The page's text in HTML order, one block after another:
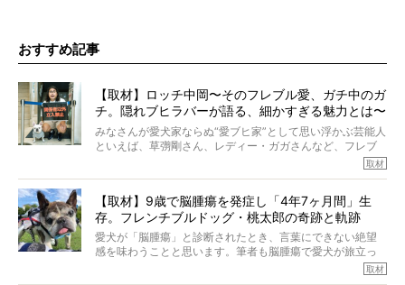
おすすめ記事
【取材】ロッチ中岡〜そのフレブル愛、ガチ中のガ
チ。隠れブヒラバーが語る、細かすぎる魅力とは〜
【前編】
みなさんが愛犬家ならぬ“愛ブヒ家”として思い浮かぶ芸能人
といえば、草彅剛さん、レディー・ガガさんなど、フレブ
ルを飼っている方が多いと思います。が、ロッチ中岡さん
も、じつは大のフレブルラバーだというのをご存知です
んのインスタグラムを覗くと、たくさんのフレブルアカウ
ントがフォローされていて、わが『FRENCH BULLDOG
LIFE』モデルのnicoやトーラスも、その中の一頭。
そんな中岡さんに、フレブルの魅力を語っていただきまし
た。そのブヒ愛っぷりは、思ってた以上！ ガチ中のガチ
取材
【取材】9歳で脳腫瘍を発症し「4年7ヶ月間」生
存。フレンチブルドッグ・桃太郎の奇跡と軌跡
愛犬が「脳腫瘍」と診断されたとき、言葉にできない絶望
感を味わうことと思います。筆者も脳腫瘍で愛犬が旅立っ
たひとり。だからこそ、どれほど厄介で困難な病気かを理
解をしているつもりです。「発症から1年生存すれば素晴ら
取材